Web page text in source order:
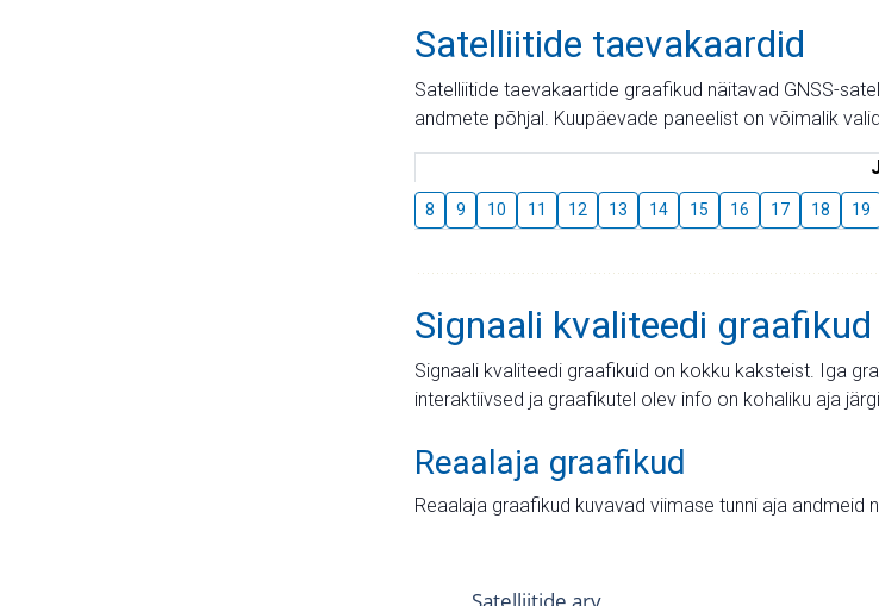
Satelliitide taevakaardid
Satelliitide taevakaartide graafikud näitavad GNSS-
andmete põhjal. Kuupäevade paneelist on võimalik
8 9 10 11 12 13 14 15 16 17 18 19
Signaali kvaliteedi graafikud
Signaali kvaliteedi graafikuid on kokku kaksteist. Iga
interaktiivsed ja graafikutel olev info on kohaliku aja järgi.
Reaalaja graafikud
Reaalaja graafikud kuvavad viimase tunni aja andmeid